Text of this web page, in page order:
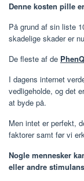
Denne kosten pille
På grund af sin liste
skadelige skader er
De fleste af de
I dagens internet
vedligeholde, og det
at byde på.
Men intet er perfekt,
faktorer samt før vi
Nogle mennesker
eller andre